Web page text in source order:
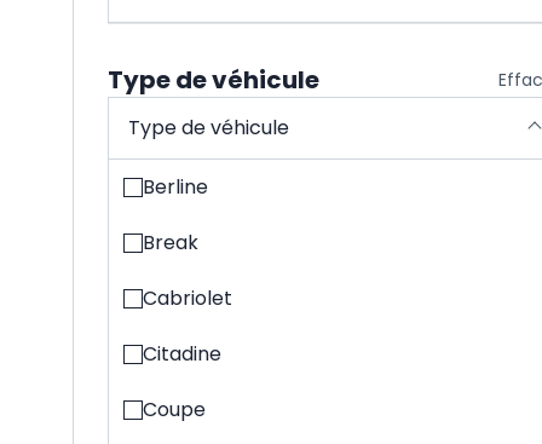
Type de véhicule
Type de véhicule
Berline
Break
Cabriolet
Citadine
Coupe